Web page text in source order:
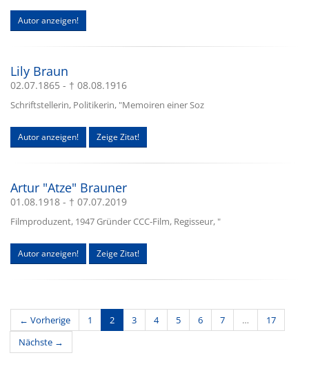
Autor anzeigen!
Lily Braun
02.07.1865 - † 08.08.1916
Schriftstellerin, Politikerin, "Memoiren einer Soz
Autor anzeigen! Zeige Zitat!
Artur "Atze" Brauner
01.08.1918 - † 07.07.2019
Filmproduzent, 1947 Gründer CCC-Film, Regisseur, "
Autor anzeigen! Zeige Zitat!
← Vorherige 1 2(current)
3 4 5 6 7 …
17
Nächste →